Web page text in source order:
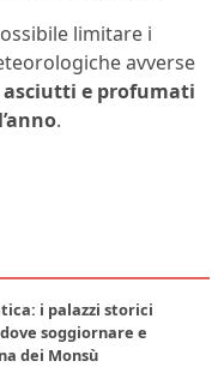
limitare i
avverse
e profumati
.
i palazzi storici
soggiornare e
dei Monsù